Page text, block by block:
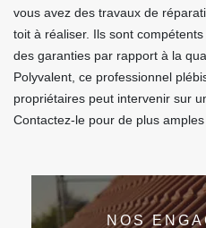
vous avez des travaux de
toit à réaliser. Ils sont
des garanties par rapport à la
Polyvalent, ce professionnel
propriétaires peut intervenir sur
Contactez-le pour de plus amples
NOS